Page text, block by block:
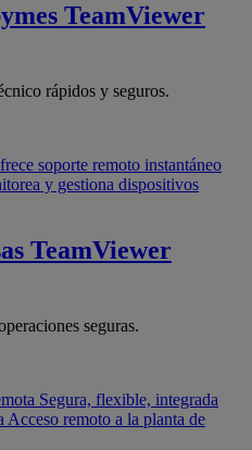
TeamViewer
rápidos y seguros.
soporte remoto instantáneo
y gestiona dispositivos
TeamViewer
seguras.
Segura, flexible, integrada
Acceso remoto a la planta de